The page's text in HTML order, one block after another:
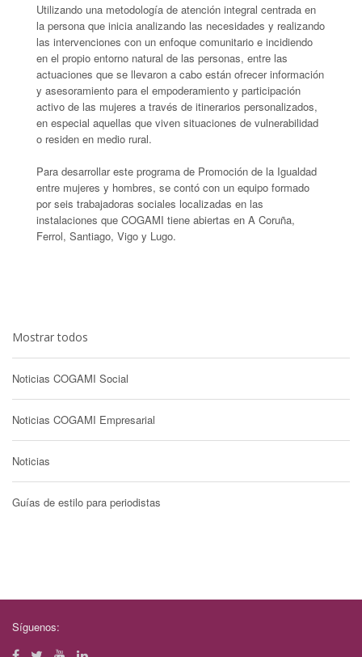
Utilizando una metodología de atención integral centrada en
la persona que inicia analizando las necesidades y realizando
las intervenciones con un enfoque comunitario e incidiendo
en el propio entorno natural de las personas, entre las
actuaciones que se llevaron a cabo están ofrecer información
y asesoramiento para el empoderamiento y participación
activo de las mujeres a través de itinerarios personalizados,
en especial aquellas que viven situaciones de vulnerabilidad
o residen en medio rural.
Para desarrollar este programa de Promoción de la Igualdad
entre mujeres y hombres, se contó con un equipo formado
por seis trabajadoras sociales localizadas en las
instalaciones que COGAMI tiene abiertas en A Coruña,
Ferrol, Santiago, Vigo y Lugo.
Mostrar todos
Noticias COGAMI Social
Noticias COGAMI Empresarial
Noticias
Guías de estilo para periodistas
Síguenos: